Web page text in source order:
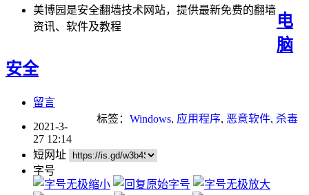
美博园是安全翻墙技术网站，提供最新免费的翻墙
资讯、软件及教程
电
脑
安全
留言
标签： Windows, 应用程序, 恶意软件, 杀毒
2021-3-
27 12:14
短网址
字号